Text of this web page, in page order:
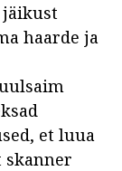
haarde ja
et luua